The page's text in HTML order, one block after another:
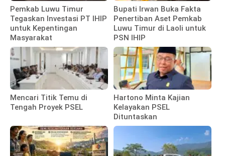
Pemkab Luwu Timur
Tegaskan Investasi PT IHIP
untuk Kepentingan
Masyarakat
Bupati Irwan Buka Fakta
Penertiban Aset Pemkab
Luwu Timur di Laoli untuk
PSN IHIP
Mencari Titik Temu di
Tengah Proyek PSEL
Hartono Minta Kajian
Kelayakan PSEL
Dituntaskan